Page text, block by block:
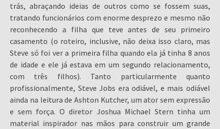
trás, abraçando ideias de outros como se fossem suas,
tratando funcionários com enorme desprezo e mesmo não
reconhecendo a filha que teve antes de seu primeiro
casamento (o roteiro, inclusive, não deixa isso claro, mas
Steve só foi ver a primeira filha quando ela já tinha 8 anos
de idade e ele já estava em um segundo relacionamento,
com três filhos). Tanto particularmente quanto
profissionalmente, Steve Jobs era odiável, e mais odiável
ainda na leitura de Ashton Kutcher, um ator sem expressão
e sem força. O diretor Joshua Michael Stern tinha um
material inspirador nas mãos para construir um grande